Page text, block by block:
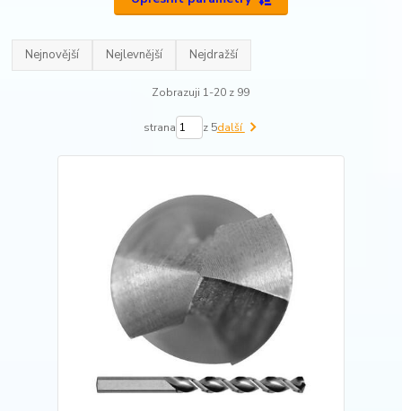
Nejnovější Nejlevnější Nejdražší
Zobrazuji 1-20 z 99
strana z 5další